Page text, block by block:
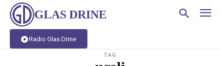
GLAS DRINE
Radio Glas Drine
TAG